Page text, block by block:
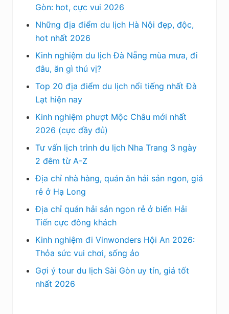
Gòn: hot, cực vui 2026
Những địa điểm du lịch Hà Nội đẹp, độc,
hot nhất 2026
Kinh nghiệm du lịch Đà Nẵng mùa mưa, đi
đâu, ăn gì thú vị?
Top 20 địa điểm du lịch nổi tiếng nhất Đà
Lạt hiện nay
Kinh nghiệm phượt Mộc Châu mới nhất
2026 (cực đầy đủ)
Tư vấn lịch trình du lịch Nha Trang 3 ngày
2 đêm từ A-Z
Địa chỉ nhà hàng, quán ăn hải sản ngon, giá
rẻ ở Hạ Long
Địa chỉ quán hải sản ngon rẻ ở biển Hải
Tiến cực đông khách
Kinh nghiệm đi Vinwonders Hội An 2026:
Thỏa sức vui chơi, sống ảo
Gợi ý tour du lịch Sài Gòn uy tín, giá tốt
nhất 2026